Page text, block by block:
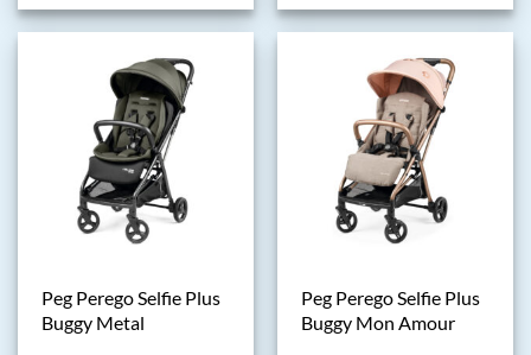
Peg Perego Selfie Plus
Buggy Metal
Peg Perego Selfie Plus
Buggy Mon Amour